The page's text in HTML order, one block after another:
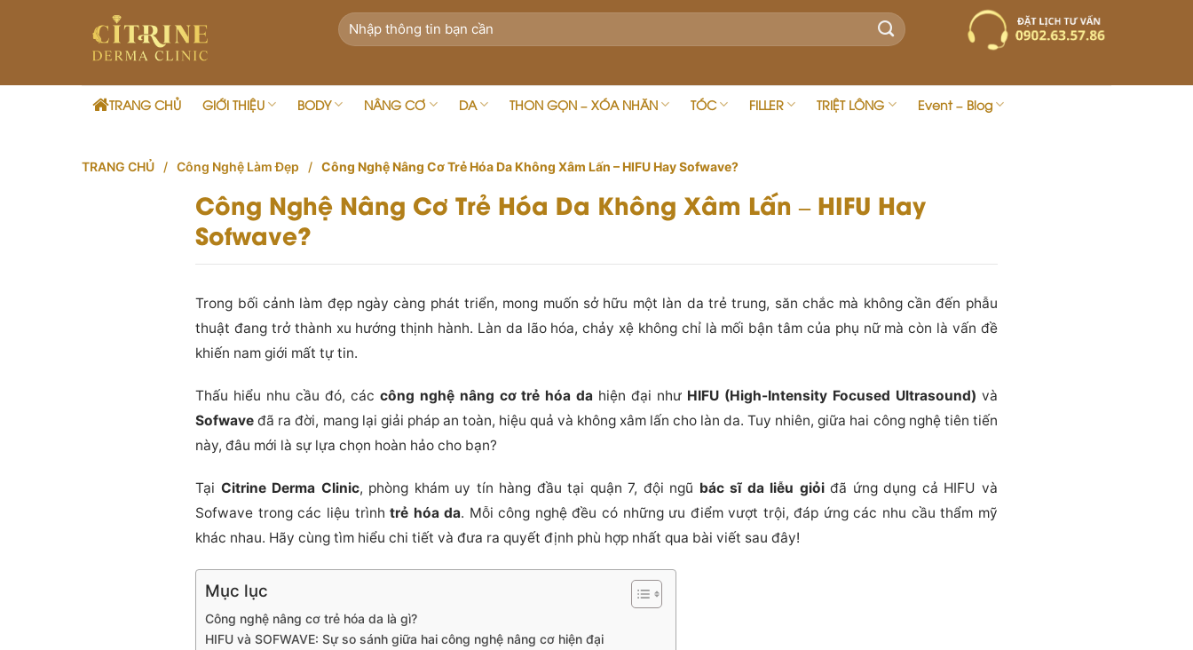
TRANG CHỦ GIỚI THIỆU BODY NÂNG CƠ DA THON GỌN – XÓA NHĂN TÓC FILLER TRIỆT LÔNG Event – Blog
TRANG CHỦ / Công Nghệ Làm Đẹp / Công Nghệ Nâng Cơ Trẻ Hóa Da Không Xâm Lấn – HIFU Hay Sofwave?
Công Nghệ Nâng Cơ Trẻ Hóa Da Không Xâm Lấn – HIFU Hay
Sofwave?
Trong bối cảnh làm đẹp ngày càng phát triển, mong muốn sở hữu một làn da trẻ trung, săn chắc mà không cần đến phẫu
thuật đang trở thành xu hướng thịnh hành. Làn da lão hóa, chảy xệ không chỉ là mối bận tâm của phụ nữ mà còn là vấn đề
khiến nam giới mất tự tin.
Thấu hiểu nhu cầu đó, các công nghệ nâng cơ trẻ hóa da hiện đại như HIFU (High-Intensity Focused Ultrasound) và
Sofwave đã ra đời, mang lại giải pháp an toàn, hiệu quả và không xâm lấn cho làn da. Tuy nhiên, giữa hai công nghệ tiên tiến
này, đâu mới là sự lựa chọn hoàn hảo cho bạn?
Tại Citrine Derma Clinic, phòng khám uy tín hàng đầu tại quận 7, đội ngũ bác sĩ da liễu giỏiđã ứng dụng cả HIFU và
Sofwave trong các liệu trìnhtrẻ hóa da. Mỗi công nghệ đều có những ưu điểm vượt trội, đáp ứng các nhu cầu thẩm mỹ
khác nhau. Hãy cùng tìm hiểu chi tiết và đưa ra quyết định phù hợp nhất qua bài viết sau đây!
Mục lục
Công nghệ nâng cơ trẻ hóa da là gì?
HIFU và SOFWAVE: Sự so sánh giữa hai công nghệ nâng cơ hiện đại